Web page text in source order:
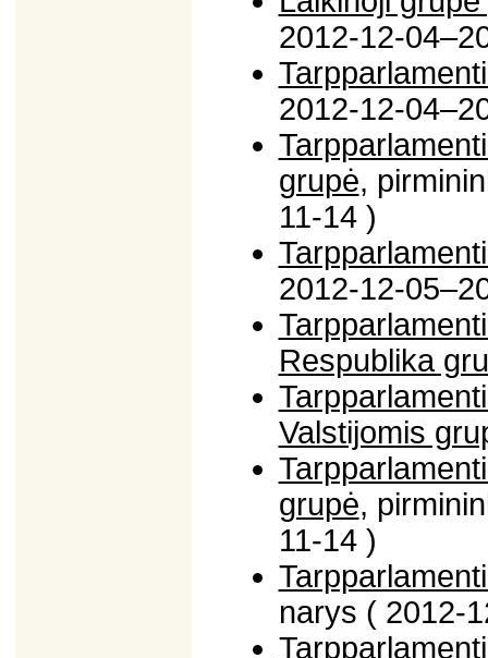
2012-12-
2012-12-
grupė,
11-14 )
2012-12-
Respublika
Valstijomis
grupė,
11-14 )
narys ( 2012-